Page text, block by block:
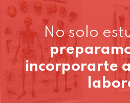
No solo
incorporarte